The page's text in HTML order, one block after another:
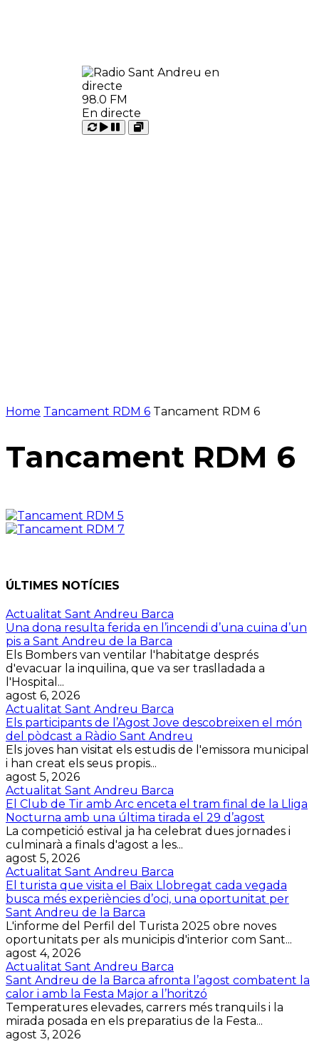
98.0 FM
En directe
Carregant
Reproduir
Pausar
Open
Home Tancament RDM 6 Tancament RDM 6
Tancament RDM 6
ÚLTIMES NOTÍCIES
Actualitat Sant Andreu Barca
Una dona resulta ferida en l’incendi d’una cuina d’un
pis a Sant Andreu de la Barca
Els Bombers van ventilar l'habitatge després
d'evacuar la inquilina, que va ser traslladada a
l'Hospital...
agost 6, 2026
Actualitat Sant Andreu Barca
Els participants de l’Agost Jove descobreixen el món
del pòdcast a Ràdio Sant Andreu
Els joves han visitat els estudis de l'emissora municipal
i han creat els seus propis...
agost 5, 2026
Actualitat Sant Andreu Barca
El Club de Tir amb Arc enceta el tram final de la Lliga
Nocturna amb una última tirada el 29 d’agost
La competició estival ja ha celebrat dues jornades i
culminarà a finals d'agost a les...
agost 5, 2026
Actualitat Sant Andreu Barca
El turista que visita el Baix Llobregat cada vegada
busca més experiències d’oci, una oportunitat per
Sant Andreu de la Barca
L'informe del Perfil del Turista 2025 obre noves
oportunitats per als municipis d'interior com Sant...
agost 4, 2026
Actualitat Sant Andreu Barca
Sant Andreu de la Barca afronta l’agost combatent la
calor i amb la Festa Major a l’horitzó
Temperatures elevades, carrers més tranquils i la
mirada posada en els preparatius de la Festa...
agost 3, 2026